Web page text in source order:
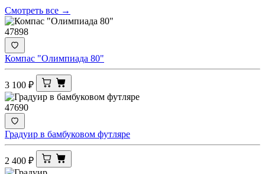
Смотреть все →
47898
Компас "Олимпиада 80"
3 100 ₽
47690
Градуир в бамбуковом футляре
2 400 ₽